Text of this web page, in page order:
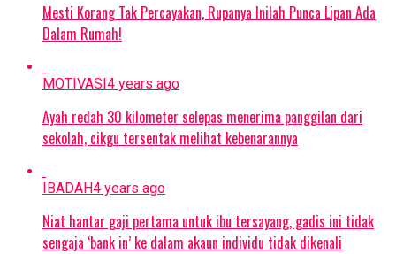
Mesti Korang Tak Percayakan, Rupanya Inilah Punca Lipan Ada
Dalam Rumah!
MOTIVASI4 years ago
Ayah redah 30 kilometer selepas menerima panggilan dari
sekolah, cikgu tersentak melihat kebenarannya
IBADAH4 years ago
Niat hantar gaji pertama untuk ibu tersayang, gadis ini tidak
sengaja ‘bank in’ ke dalam akaun individu tidak dikenali